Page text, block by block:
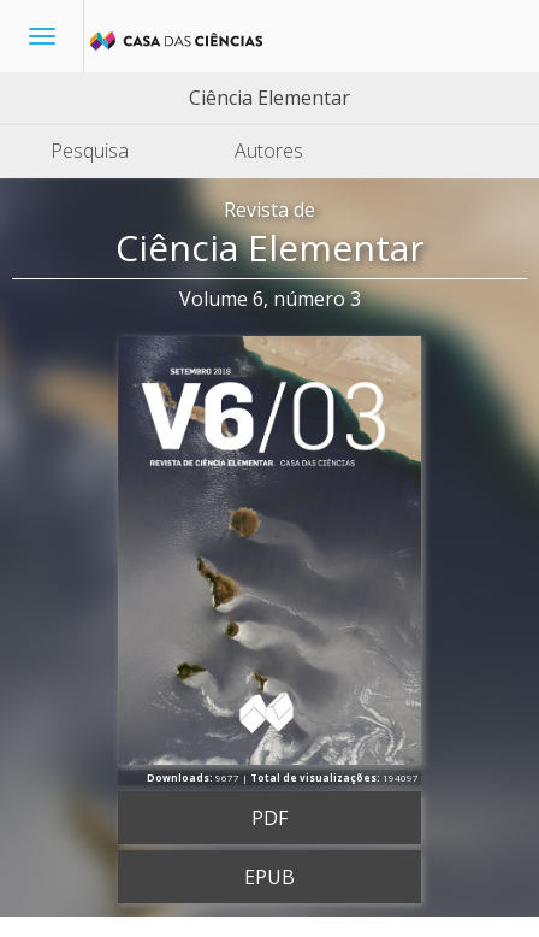
Toggle
Ciência Elementar
Pesquisa
Autores
Downloads: 9677 | Total de visualizações: 194097
Revista de
Ciência Elementar
Volume 6, número 3
PDF
EPUB